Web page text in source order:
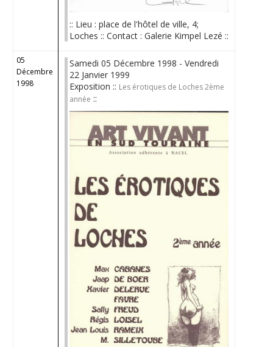
:: Lieu : place de l'hôtel de ville, 4;
Loches :: Contact : Galerie Kimpel Lezé ::
05
Décembre
1998
Samedi 05 Décembre 1998 - Vendredi
22 Janvier 1999
Exposition :: Les érotiques de Loches 2ème
année ::